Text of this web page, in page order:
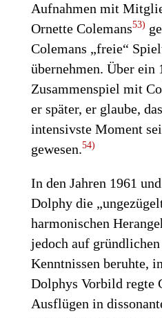
Aufnahmen mit
Ornette Colemans53)
Colemans „freie“
übernehmen. Über ein
Zusammenspiel mit
er später, er glaube,
intensivste Moment
gewesen.54)
In den Jahren 1961
Dolphy die
harmonischen
jedoch auf
Kenntnissen beruhte,
Dolphys Vorbild regte
Ausflügen in